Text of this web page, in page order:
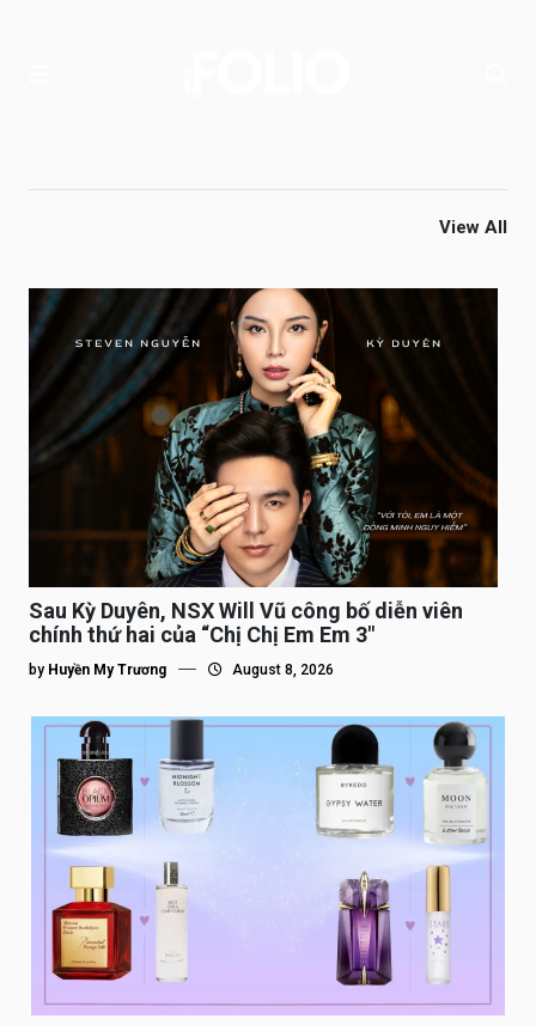
View All
Sau Kỳ Duyên, NSX Will Vũ công bố diễn viên
chính thứ hai của “Chị Chị Em Em 3″
by Huyền My Trương August 8, 2026